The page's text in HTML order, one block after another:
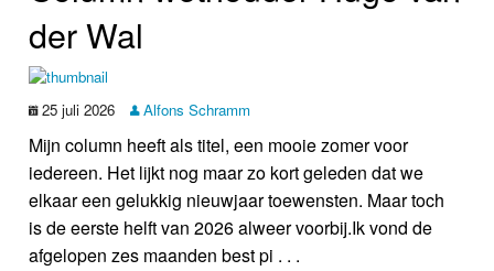
der Wal
25 juli 2026 Alfons Schramm
Mijn column heeft als titel, een mooie zomer voor
iedereen. Het lijkt nog maar zo kort geleden dat we
elkaar een gelukkig nieuwjaar toewensten. Maar toch
is de eerste helft van 2026 alweer voorbij.Ik vond de
afgelopen zes maanden best pi . . .